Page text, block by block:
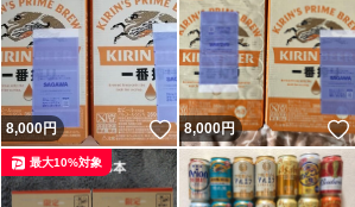
8,000円 いいね！
8,000円
最大10%対象